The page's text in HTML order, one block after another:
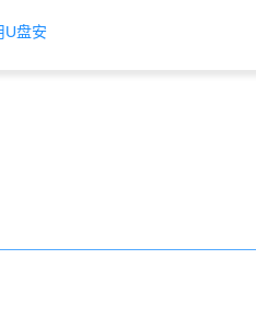
U盘安